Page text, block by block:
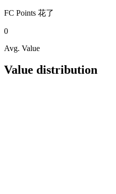
FC Points 花了
0
Avg. Value
Value distribution